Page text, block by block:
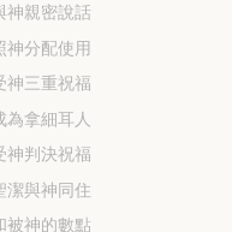
神親密說話
神分配使用
神三重祝福
為拿細耳人
神判決祝福
潔與神同住
被神的數點